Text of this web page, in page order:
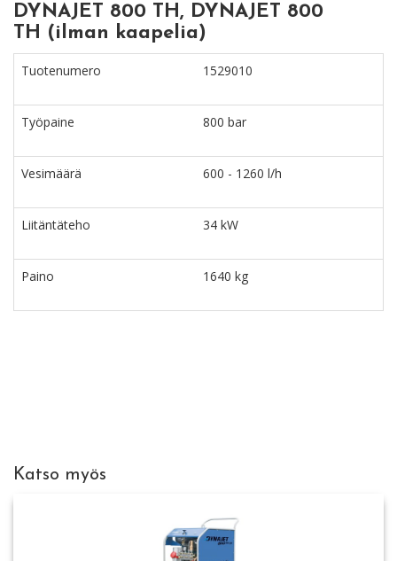
DYNAJET 800 TH, DYNAJET 800
TH (ilman kaapelia)
Tuotenumero 1529010
Työpaine 800 bar
Vesimäärä 600 - 1260 l/h
Liitäntäteho 34 kW
Paino 1640 kg
Katso myös